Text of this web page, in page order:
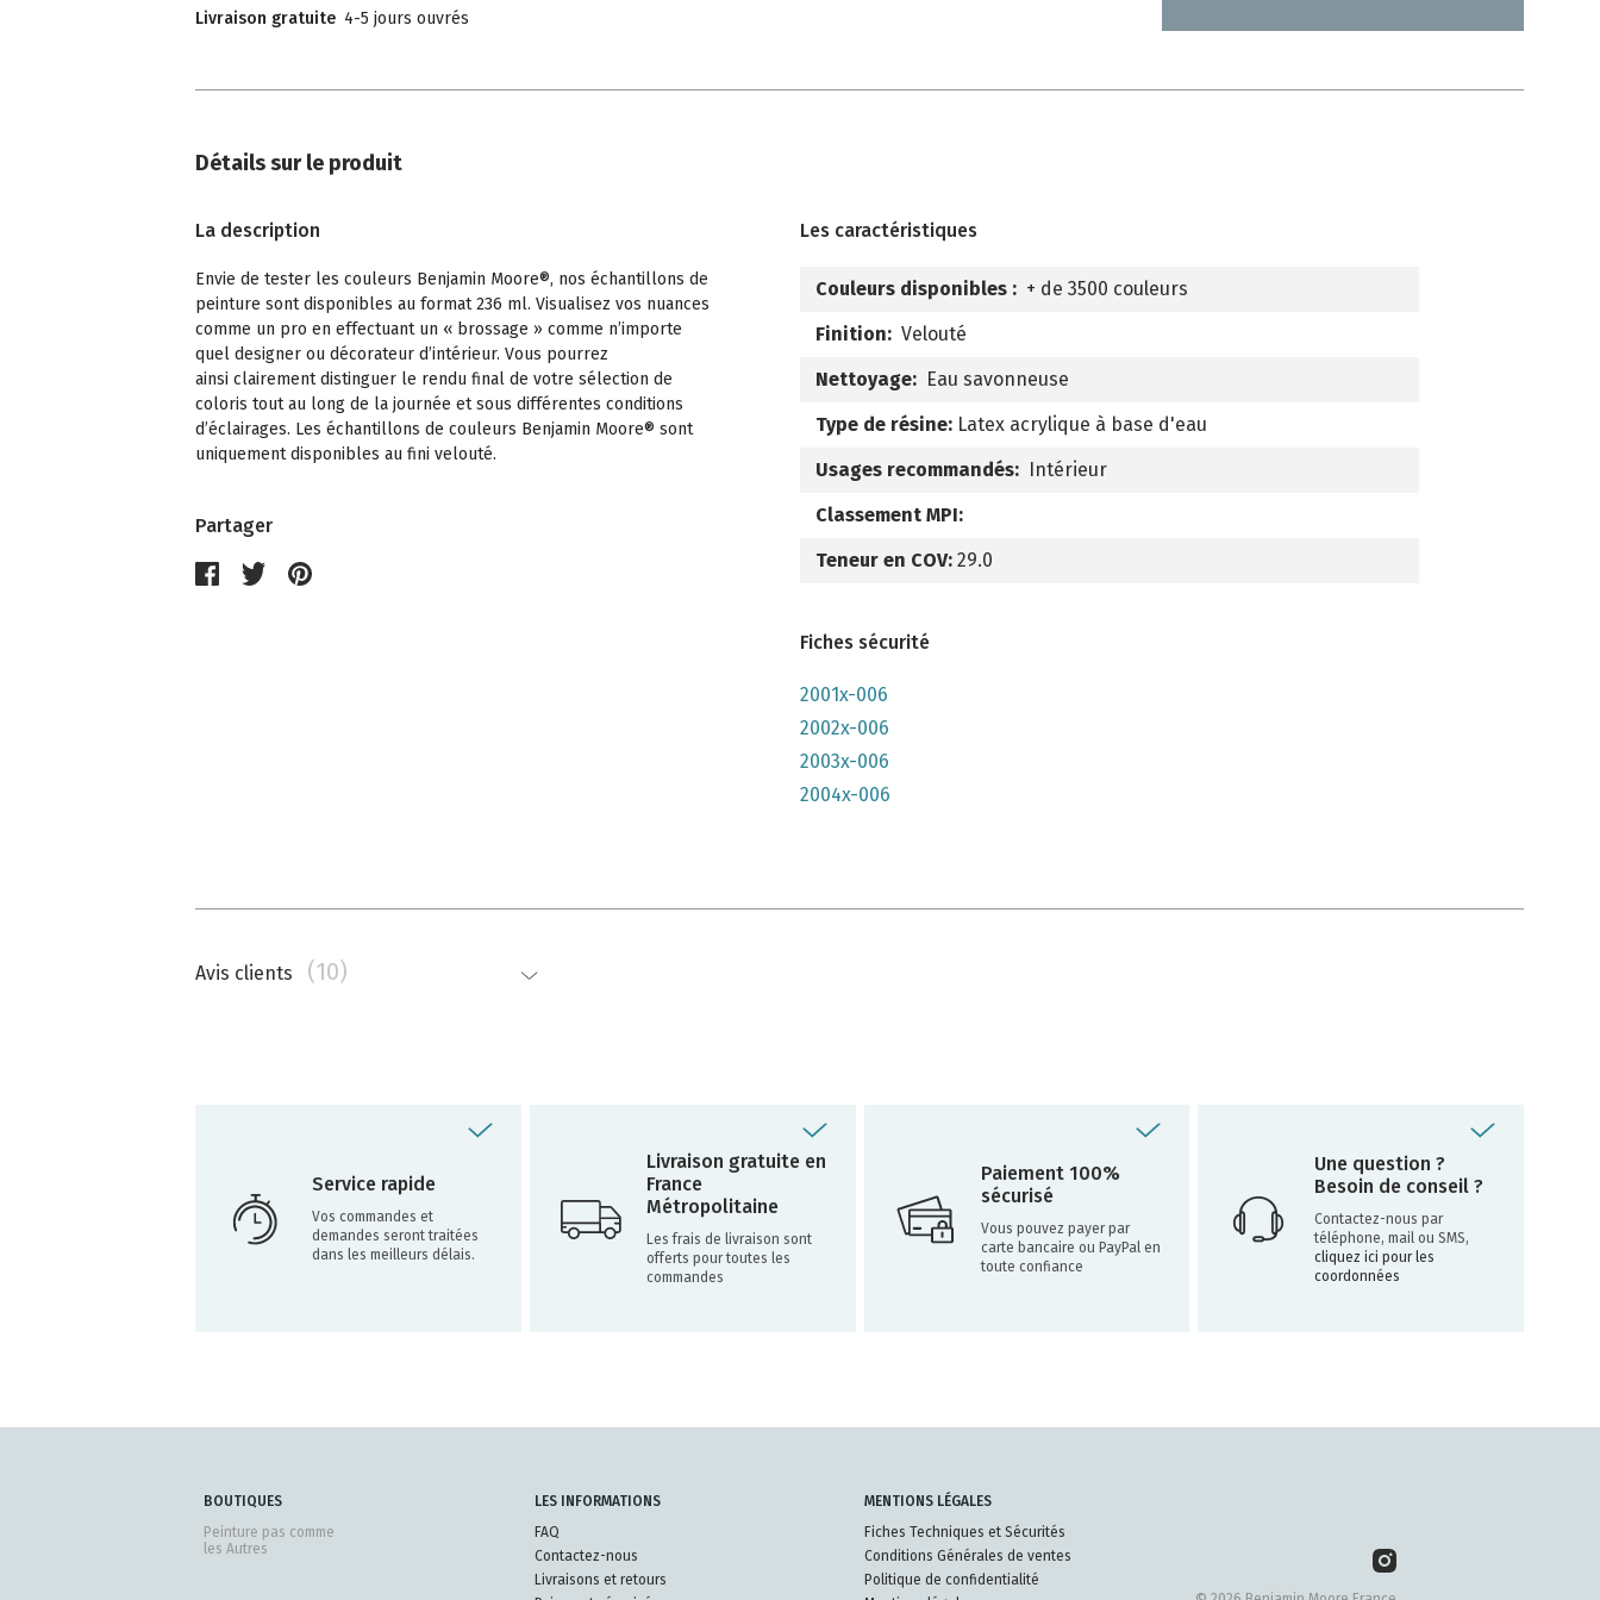
Livraison gratuite 4-5 jours ouvrés
Détails sur le produit
La description
Envie de tester les couleurs Benjamin Moore®, nos échantillons de
peinture sont disponibles au format 236 ml. Visualisez vos nuances
comme un pro en effectuant un « brossage » comme n’importe
quel designer ou décorateur d’intérieur. Vous pourrez
ainsi clairement distinguer le rendu final de votre sélection de
coloris tout au long de la journée et sous différentes conditions
d’éclairages. Les échantillons de couleurs Benjamin Moore® sont
uniquement disponibles au fini velouté.
Partager
Les caractéristiques
Couleurs disponibles : + de 3500 couleurs
Finition: Velouté
Nettoyage: Eau savonneuse
Type de résine: Latex acrylique à base d'eau
Usages recommandés: Intérieur
Classement MPI:
Teneur en COV: 29.0
Fiches sécurité
2001x-006
2002x-006
2003x-006
2004x-006
Avis clients (10)
Nathalie Memmi
Service rapide
Vos commandes et
demandes seront traitées
dans les meilleurs délais.
Livraison gratuite en
France
Métropolitaine
Les frais de livraison sont
offerts pour toutes les
commandes
Paiement 100%
sécurisé
Vous pouvez payer par
carte bancaire ou PayPal en
toute confiance
Une question ?
Besoin de conseil ?
Contactez-nous par
téléphone, mail ou SMS,
cliquez ici pour les
coordonnées
BOUTIQUES
Peinture pas comme
les Autres
LES INFORMATIONS
FAQ
Contactez-nous
Livraisons et retours
MENTIONS LÉGALES
Fiches Techniques et Sécurités
Conditions Générales de ventes
Politique de confidentialité